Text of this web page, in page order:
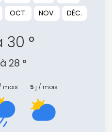
OCT. NOV. DÉC.
30 °
28 °
mois 5 j / mois